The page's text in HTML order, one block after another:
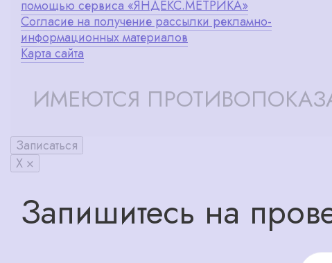
помощью сервиса «ЯНДЕКС.МЕТРИКА»
Согласие на получение рассылки рекламно-
информационных материалов
Карта сайта
ИМЕЮТСЯ
Записаться
X ×
Запишитесь на